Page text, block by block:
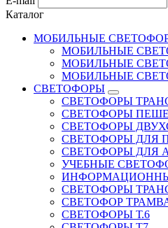
Каталог
МОБИЛЬНЫЕ
МОБИЛЬНЫЕ
МОБИЛЬНЫЕ
МОБИЛЬНЫЕ
СВЕТОФОРЫ
СВЕТОФОРЫ
СВЕТОФОРЫ
СВЕТОФОРЫ
СВЕТОФОРЫ ДЛЯ
СВЕТОФОРЫ ДЛЯ
УЧЕБНЫЕ
СВЕТОФОРЫ
СВЕТОФОР
СВЕТОФОРЫ Т.6